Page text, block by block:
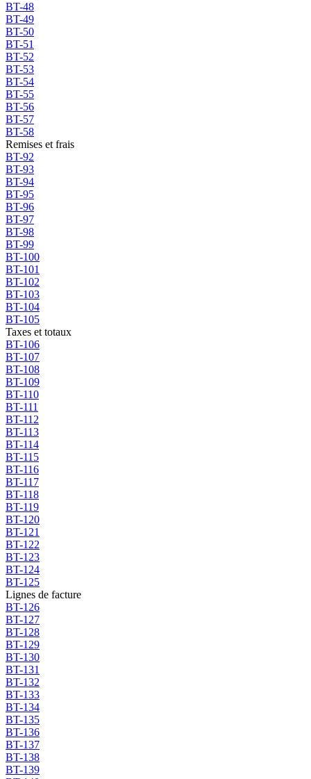
BT-48
BT-49
BT-50
BT-51
BT-52
BT-53
BT-54
BT-55
BT-56
BT-57
BT-58
Remises et frais
BT-92
BT-93
BT-94
BT-95
BT-96
BT-97
BT-98
BT-99
BT-100
BT-101
BT-102
BT-103
BT-104
BT-105
Taxes et totaux
BT-106
BT-107
BT-108
BT-109
BT-110
BT-111
BT-112
BT-113
BT-114
BT-115
BT-116
BT-117
BT-118
BT-119
BT-120
BT-121
BT-122
BT-123
BT-124
BT-125
Lignes de facture
BT-126
BT-127
BT-128
BT-129
BT-130
BT-131
BT-132
BT-133
BT-134
BT-135
BT-136
BT-137
BT-138
BT-139